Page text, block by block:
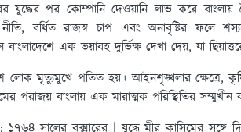
যুদ্ধের পর কোম্পানি দেওয়ানি লাভ করে
বর্ধিত রাজস্ব চাপ এবং অনাবৃষ্টির ফলে
বাংলাদেশে এক ভয়াবহ দুর্ভিক্ষ দেখা দেয়, যা
লোক মৃত্যুমুখে পতিত হয়। আইনশৃঙ্খলার ক্ষেত্রে,
পরাজয় বাংলায় এক মারাত্মক পরিস্থিতির সম্মুখীন